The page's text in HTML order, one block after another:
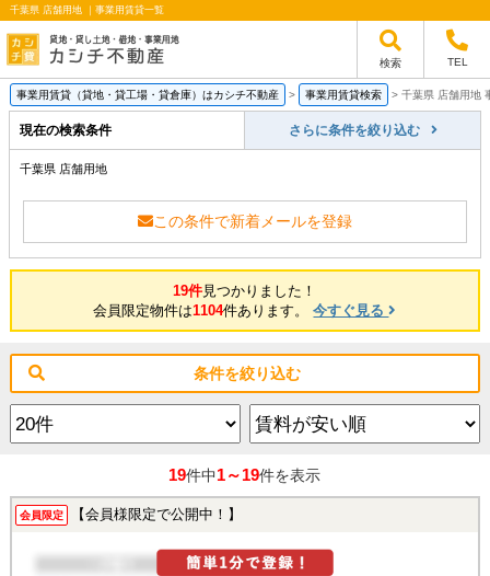
千葉県 店舗用地 ｜事業用賃貸一覧
検索 TEL
事業用賃貸（貸地・貸工場・貸倉庫）はカシチ不動産 > 事業用賃貸検索 > 千葉県 店舗用地
現在の検索条件 さらに条件を絞り込む
千葉県 店舗用地
この条件で新着メールを登録
19件見つかりました！
会員限定物件は1104件あります。今すぐ見る
条件を絞り込む
19件中1～19件を表示
会員限定 【会員様限定で公開中！】